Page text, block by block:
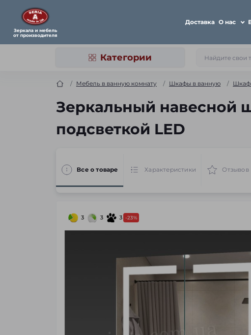
Зеркала и мебель
от производителя
Доставка О нас
Категории
Мебель в ванную комнату Шкафы в ванную
Зеркальный навесной
подсветкой LED
Все о товаре Характеристики Отзывов
3 3 3 -23%